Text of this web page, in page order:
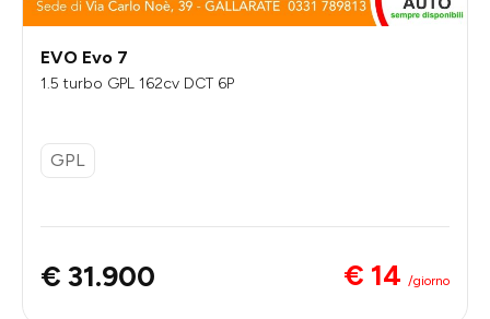
EVO Evo 7
1.5 turbo GPL 162cv DCT 6P
GPL
€ 31.900 € 14 /giorno